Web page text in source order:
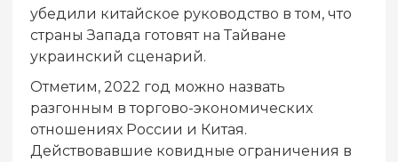
убедили китайское руководство в том, что
страны Запада готовят на Тайване
украинский сценарий.
Отметим, 2022 год можно назвать
разгонным в торгово-экономических
отношениях России и Китая.
Действовавшие ковидные ограничения в